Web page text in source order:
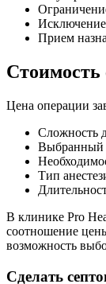
Прием
Стоимость
Цена операции
Сложность
Выбранный
Тип
В клинике Pro
соотношение
возможность
Сделать